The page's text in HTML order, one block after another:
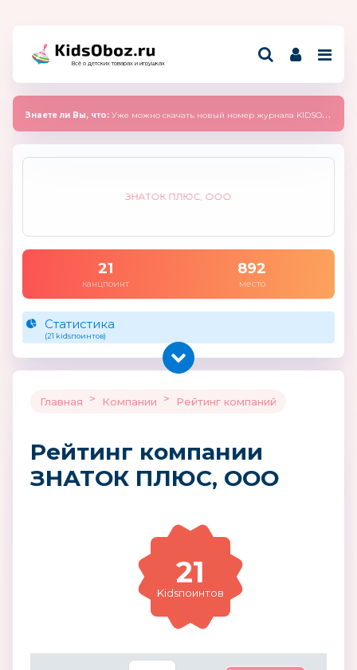
Всё о детских товарах и игрушках
Знаете ли Вы, что: Уже можно скачать новый номер журнала KIDSOBOZ 2025 (сентябрь)
ЗНАТОК ПЛЮС, ООО
21
канцпоинт
892
место
Статистика
(21 kidsпоинтов)
Главная > Компании > Рейтинг компаний
Рейтинг компании
ЗНАТОК ПЛЮС, ООО
21
Kidsпоинтов